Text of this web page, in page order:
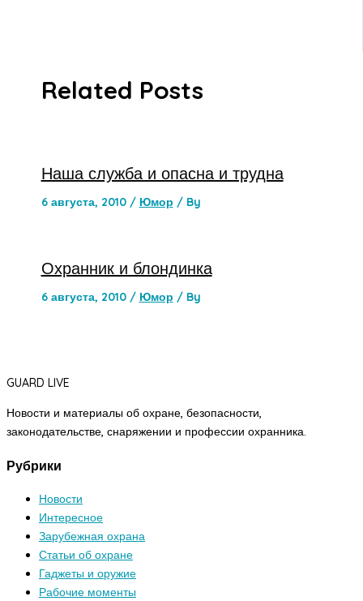
Related Posts
Наша служба и опасна и трудна
6 августа, 2010 / Юмор / By
Охранник и блондинка
6 августа, 2010 / Юмор / By
GUARD LIVE
Новости и материалы об охране, безопасности,
законодательстве, снаряжении и профессии охранника.
Рубрики
Новости
Интересное
Зарубежная охрана
Статьи об охране
Гаджеты и оружие
Рабочие моменты